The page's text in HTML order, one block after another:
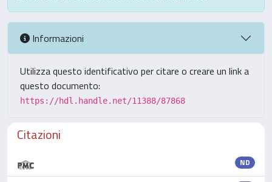
Informazioni
Utilizza questo identificativo per citare o creare un link a
questo documento:
https://hdl.handle.net/11388/87868
Citazioni
ND